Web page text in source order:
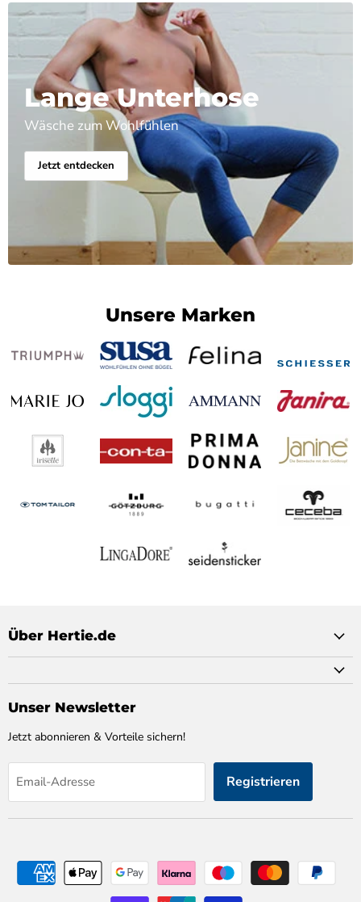
Lange Unterhose
Wäsche zum Wohlfühlen
Jetzt entdecken
Unsere Marken
Über Hertie.de
Unser Newsletter
Jetzt abonnieren & Vorteile sichern!
Email-Adresse Registrieren